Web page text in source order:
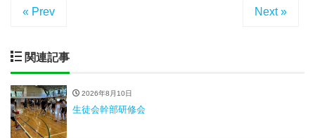
« Prev Next »
関連記事
2026年8月10日
生徒会幹部研修会